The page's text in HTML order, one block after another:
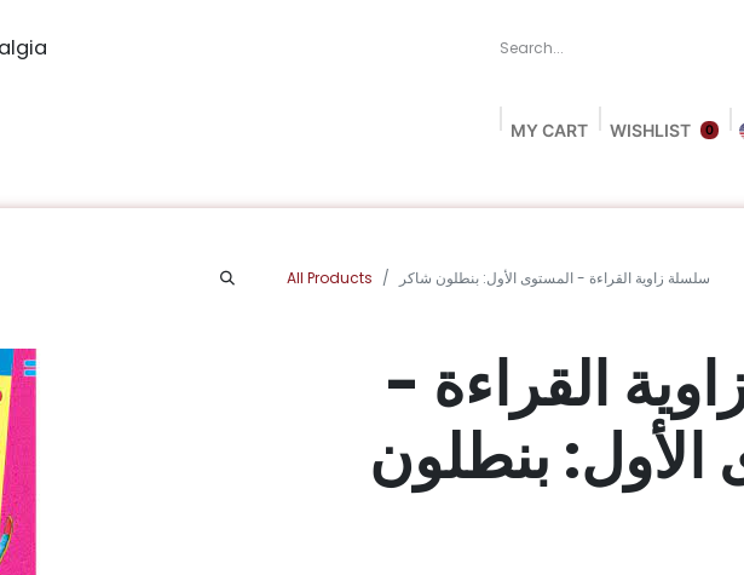
MY CART 0
WISHLIST
All Products سلسلة زاوية القراءة - المستوى الأول: بنطلون شاكر
القراءة -
الأول: بنطلون